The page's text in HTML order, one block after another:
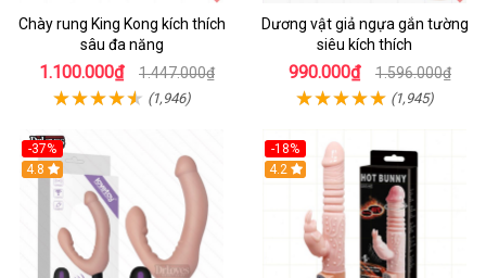
Chày rung King Kong kích thích
sâu đa năng
1.100.000₫ 1.447.000₫
(1,946)
Dương vật giả ngựa gắn tường
siêu kích thích
990.000₫ 1.596.000₫
(1,945)
-37%
Hot
4.8
-18%
Hot
4.2